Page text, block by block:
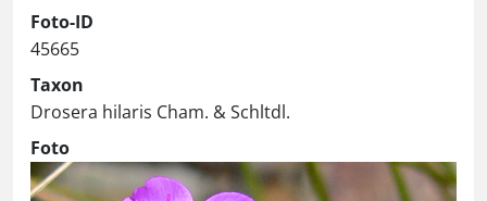
Foto-ID
45665
Taxon
Drosera hilaris Cham. & Schltdl.
Foto